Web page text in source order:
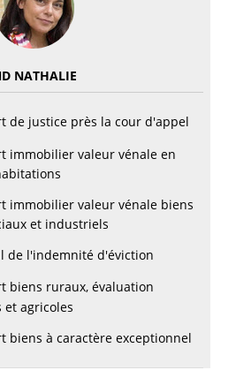
NATHALIE
de justice près la cour d'appel
immobilier valeur vénale en
immobilier valeur vénale biens
et industriels
de l'indemnité d'éviction
biens ruraux, évaluation
et agricoles
biens à caractère exceptionnel